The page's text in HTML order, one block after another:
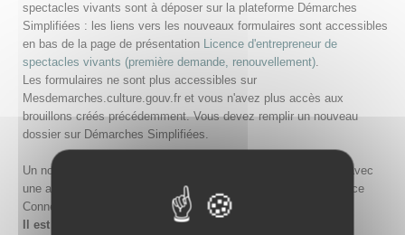
spectacles vivants sont à déposer sur la plateforme Démarches
Simplifiées : les liens vers les nouveaux formulaires sont accessibles
en bas de la page de présentation Licence d'entrepreneur de
spectacles vivants (première demande, renouvellement).
Les formulaires ne sont plus accessibles sur
Mesdemarches.culture.gouv.fr et vous n'avez plus accès aux
brouillons créés précédemment. Vous devez remplir un nouveau
dossier sur Démarches Simplifiées.
Un nouveau compte doit être créé sur Démarches Simplifiées avec
une adresse email et un mot de passe, ou en passant par France
Connect.
Il est conseillé lors de la création du compte de saisir une